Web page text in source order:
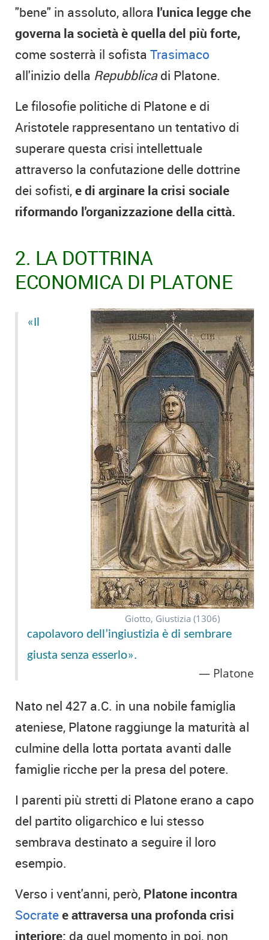
"bene" in assoluto, allora l'unica legge che
governa la società è quella del più forte,
come sosterrà il sofista Trasimaco
all'inizio della Repubblicadi Platone.
Le filosofie politiche di Platone e di
Aristotele rappresentano un tentativo di
superare questa crisi intellettuale
attraverso la confutazione delle dottrine
dei sofisti,e di arginare la crisi sociale
riformando l'organizzazione della città.
2. LA DOTTRINA
ECONOMICA DI PLATONE
Giotto, Giustizia (1306)
«Il
capolavoro dell’ingiustizia è di sembrare
giusta senza esserlo».
Platone
Nato nel 427 a.C. in una nobile famiglia
ateniese, Platone raggiunge la maturità al
culmine della lotta portata avanti dalle
famiglie ricche per la presa del potere.
I parenti più stretti di Platone erano a capo
del partito oligarchico e lui stesso
sembrava destinato a seguire il loro
esempio.
Verso i vent'anni, però, Platone incontra
Socratee attraversa una profonda crisi
interiore: da quel momento in poi, non